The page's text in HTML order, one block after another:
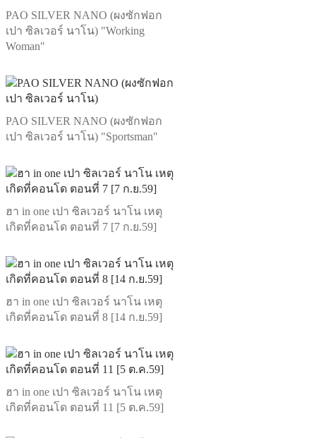
PAO SILVER NANO (ผงซักฟอก
เปา ซิลเวอร์ นาโน) "Working
Woman"
PAO SILVER NANO (ผงซักฟอก
เปา ซิลเวอร์ นาโน) "Sportsman"
ฮา in one เปา ซิลเวอร์ นาโน เหตุ
เกิดที่คอนโด ตอนที่ 7 [7 ก.ย.59]
ฮา in one เปา ซิลเวอร์ นาโน เหตุ
เกิดที่คอนโด ตอนที่ 8 [14 ก.ย.59]
ฮา in one เปา ซิลเวอร์ นาโน เหตุ
เกิดที่คอนโด ตอนที่ 11 [5 ต.ค.59]